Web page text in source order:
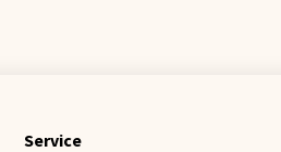
Service